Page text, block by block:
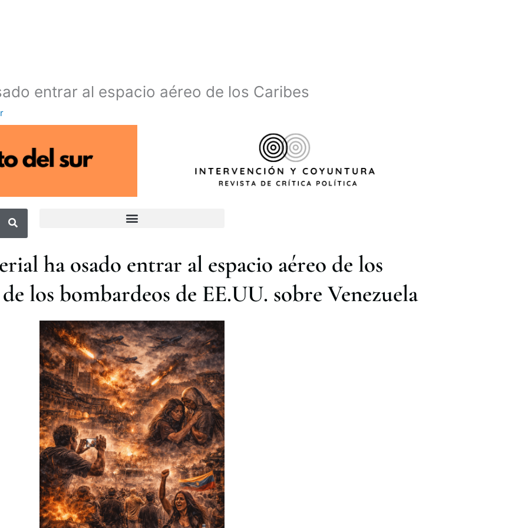
entrar al espacio aéreo de los Caribes
ha osado entrar al espacio aéreo de los
los bombardeos de EE.UU. sobre Venezuela